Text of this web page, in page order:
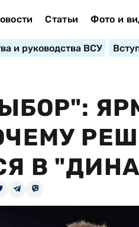
Статьи Фото и
и руководства ВСУ
В